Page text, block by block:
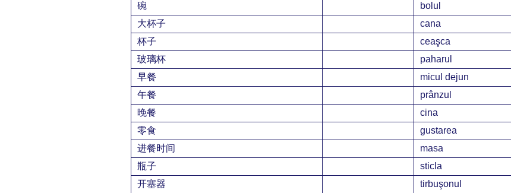
碗
bolul
大杯子
cana
杯子
ceaşca
玻璃杯
paharul
早餐
micul dejun
午餐
prânzul
晚餐
cina
零食
gustarea
进餐时间
masa
瓶子
sticla
开塞器
tirbuşonul